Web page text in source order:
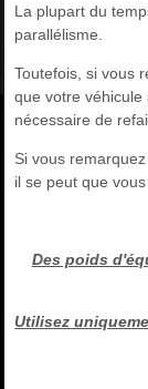
La plupart du
parallélisme.
Toutefois, si vous
que votre
nécessaire de
Si vous
il se peut que
Des poids
Utilisez